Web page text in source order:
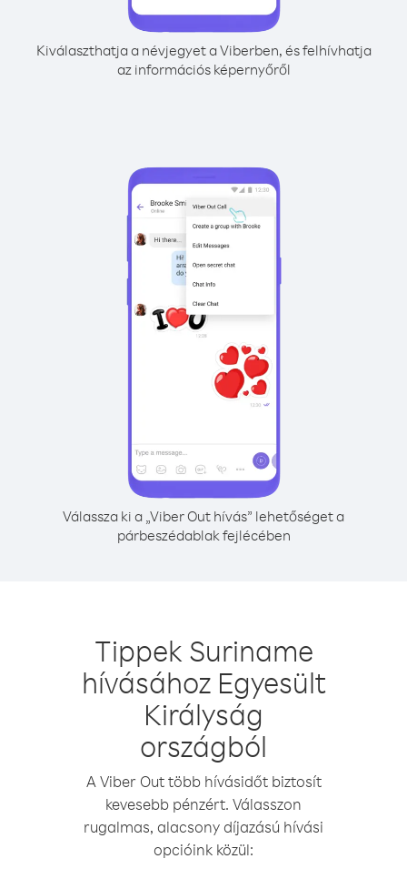
Kiválaszthatja a névjegyet a Viberben, és felhívhatja
az információs képernyőről
Válassza ki a „Viber Out hívás” lehetőséget a
párbeszédablak fejlécében
Tippek Suriname
hívásához Egyesült
Királyság
országból
A Viber Out több hívásidőt biztosít
kevesebb pénzért. Válasszon
rugalmas, alacsony díjazású hívási
opcióink közül: